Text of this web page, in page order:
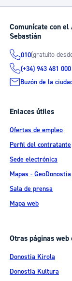
Comunícate con
Sebastián
010(gratuito
(+34) 943 481 000
Buzón de la
Enlaces útiles
Ofertas de empleo
Perfil del contratante
Sede electrónica
Mapas - GeoDonostia
Sala de prensa
Mapa web
Otras páginas
Donostia Kirola
Donostia Kultura